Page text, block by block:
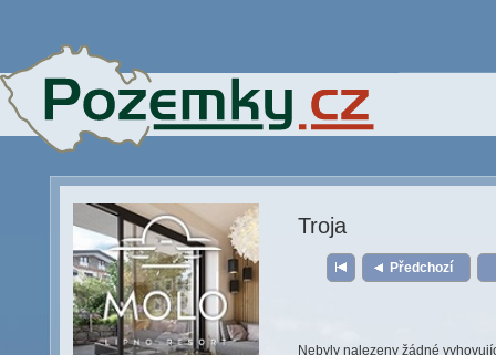
Troja
Předchozí
Nebyly nalezeny žádné